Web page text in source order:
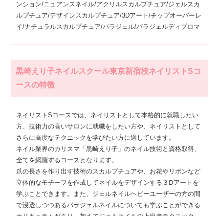
ンション/ニュアンスネイル/アクリルスカルプチュア/ジェルスカ
ルプチュア/デザインスカルプチュア/3Dアート/チップオーバーレ
イ/ナチュラルスカルプチュア/パラジェル/パラジェルディプロマ
黒崎えり子ネイルスクール東京新宿校ネイリストSコ
ースの特徴
ネイリストSコースでは、ネイリストとして本格的に就職したい
方、技術力の高いサロンに就職をしたい方や、ネイリストとして
さらに高度なテクニックを学びたい方に適しています。
ネイル業界のカリスマ「黒崎えり子」のネイル技術と資格取得、
全てを網羅するコースとなります。
爪の長さを作り出す技術のスカルプチュアや、お花やリボンなど
立体的なモチーフを作成してネイルをデザインする３Ⅾアートを
学ぶことできます。また、ジェルネイルヘビーユーザーの方の間
で浸透しつつあるパラジェルネイルについても学ぶことができる